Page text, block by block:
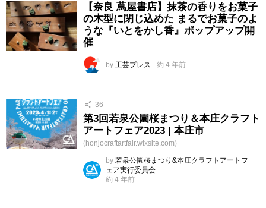
【奈良 蔦屋書店】抹茶の香りをお菓子
の木型に閉じ込めた まるでお菓子のよ
うな『いとをかし香』ポップアップ開
催
by 工芸プレス 約 4 年前
36
第3回若泉公園桜まつり＆本庄クラフト
アートフェア2023 | 本庄市
(honjocraftartfair.wixsite.com)
by 若泉公園桜まつり&本庄クラフトアートフ
ェア実行委員会
約 4 年前